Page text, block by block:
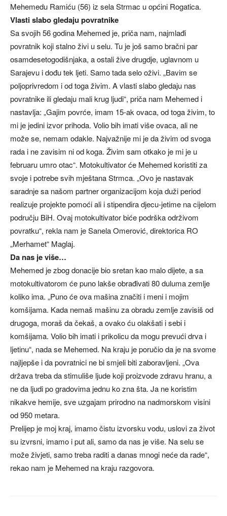
Mehemedu Ramiću (56) iz sela Strmac u općini Rogatica.
Vlasti slabo gledaju povratnike
Sa svojih 56 godina Mehemed je, priča nam, najmlađi
povratnik koji stalno živi u selu. Tu je još samo bračni par
osamdesetogodišnjaka, a ostali žive drugdje, uglavnom u
Sarajevu i dođu tek ljeti. Samo tada selo oživi. „Bavim se
poljoprivredom i od toga živim. A vlasti slabo gledaju nas
povratnike ili gledaju mali krug ljudi“, priča nam Mehemed i
nastavlja: „Gajim povrće, imam 15-ak ovaca, od toga živim, to
mi je jedini izvor prihoda. Volio bih imati više ovaca, ali ne
može se, nemam odakle. Najvažnije mi je da živim od svoga
rada i ne zavisim ni od koga. Živim sam otkako je mi je u
februaru umro otac“. Motokultivator će Mehemed koristiti za
svoje i potrebe svih mještana Strmca. „Ovo je nastavak
saradnje sa našom partner organizacijom koja duži period
realizuje projekte pomoći ali i stipendira djecu-jetime na cijelom
području BiH. Ovaj motokultivator biće podrška održivom
povratku“, rekla nam je Sanela Omerović, direktorica RO
„Merhamet“ Maglaj.
Da nas je više…
Mehemed je zbog donacije bio sretan kao malo dijete, a sa
motokultivatorom će puno lakše obrađivati 80 duluma zemlje
koliko ima. „Puno će ova mašina značiti i meni i mojim
komšijama. Kada nemaš mašinu za obradu zemlje zavisiš od
drugoga, moraš da čekaš, a ovako ću olakšati i sebi i
komšijama. Volio bih imati i prikolicu da mogu prevući drva i
ljetinu“, nada se Mehemed. Na kraju je poručio da je na svome
najljepše i da povratnici ne bi smjeli biti zaboravljeni. „Ova
država treba da stimuliše ljude koji proizvode zdravu hranu, a
ne da ljudi po gradovima jednu ko zna šta. Ja ne koristim
nikakve hemije, sve uzgajam prirodno na nadmorskom visini
od 950 metara.
Prelijep je moj kraj, imamo čistu izvorsku vodu, uslovi za život
su izvrsni, imamo i put ali, samo da nas je više. Na selu se
može živjeti, samo treba raditi a danas mnogi neće da rade“,
rekao nam je Mehemed na kraju razgovora.